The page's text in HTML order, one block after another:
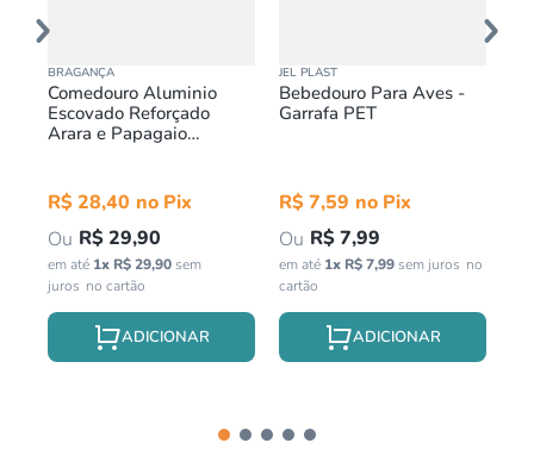
BRAGANÇA
Comedouro Aluminio
Escovado Reforçado
Arara e Papagaio
R$28,40
R$29,90
em até 1x R$29,90sem
juros
JEL PLAST
Bebedouro Para Aves -
Garrafa PET
R$7,59
R$7,99
em até 1x R$7,99sem juros